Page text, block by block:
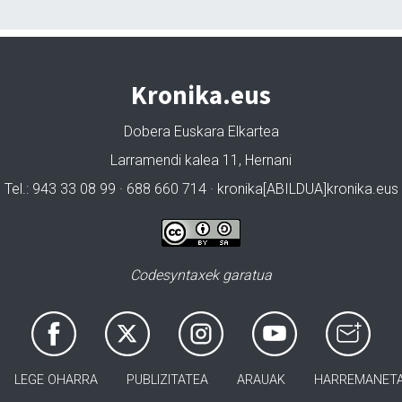
Kronika.eus
Dobera Euskara Elkartea
Larramendi kalea 11, Hernani
Tel.: 943 33 08 99 · 688 660 714 · kronika[ABILDUA]kronika.eus
Codesyntaxek garatua
LEGE OHARRA PUBLIZITATEA ARAUAK